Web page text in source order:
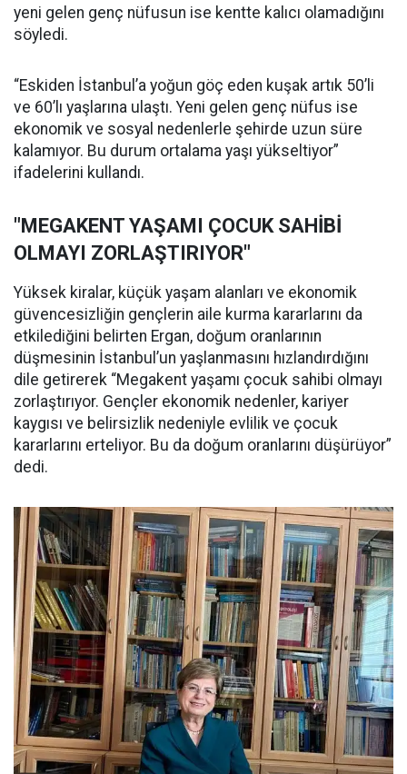
yeni gelen genç nüfusun ise kentte kalıcı olamadığını
söyledi.
“Eskiden İstanbul’a yoğun göç eden kuşak artık 50’li
ve 60’lı yaşlarına ulaştı. Yeni gelen genç nüfus ise
ekonomik ve sosyal nedenlerle şehirde uzun süre
kalamıyor. Bu durum ortalama yaşı yükseltiyor”
ifadelerini kullandı.
"MEGAKENT YAŞAMI ÇOCUK SAHİBİ
OLMAYI ZORLAŞTIRIYOR"
Yüksek kiralar, küçük yaşam alanları ve ekonomik
güvencesizliğin gençlerin aile kurma kararlarını da
etkilediğini belirten Ergan, doğum oranlarının
düşmesinin İstanbul’un yaşlanmasını hızlandırdığını
dile getirerek “Megakent yaşamı çocuk sahibi olmayı
zorlaştırıyor. Gençler ekonomik nedenler, kariyer
kaygısı ve belirsizlik nedeniyle evlilik ve çocuk
kararlarını erteliyor. Bu da doğum oranlarını düşürüyor”
dedi.